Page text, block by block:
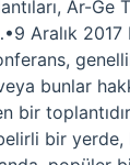
Ar-Ge
Aralık
bunlar
bir
belirli bir